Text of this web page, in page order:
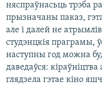
няспраўнасьць трэба
прызначаны паказ,
але і далей не
студэнцкія праграмы,
наступны год можна
даведаўся: кіраўніцтва
глядзела гэтае кіно